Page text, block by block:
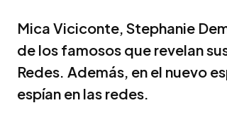
Mica Viciconte, Stephanie
de los famosos que revelan
Redes. Además, en el nuevo
espían en las redes.